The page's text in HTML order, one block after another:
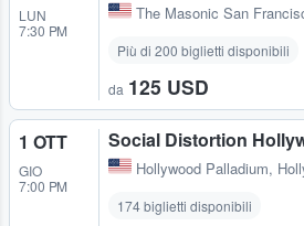
LUN
7:30 PM
The Masonic San
Più di 200 biglietti disponibili
da 125 USD
1 OTT
GIO
7:00 PM
Social Distortion
Hollywood Palladium,
174 biglietti disponibili